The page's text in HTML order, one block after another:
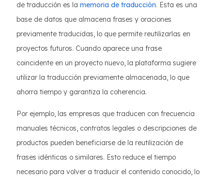
de traducción es la memoria de traducción. Esta es una
base de datos que almacena frases y oraciones
previamente traducidas, lo que permite reutilizarlas en
proyectos futuros. Cuando aparece una frase
coincidente en un proyecto nuevo, la plataforma sugiere
utilizar la traducción previamente almacenada, lo que
ahorra tiempo y garantiza la coherencia.
Por ejemplo, las empresas que traducen con frecuencia
manuales técnicos, contratos legales o descripciones de
productos pueden beneficiarse de la reutilización de
frases idénticas o similares. Esto reduce el tiempo
necesario para volver a traducir el contenido conocido, lo